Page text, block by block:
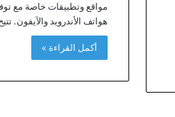
مواقع وتطبيقات خاصة مع
هواتف الأندرويد والآيفون.
أكمل القراءة »